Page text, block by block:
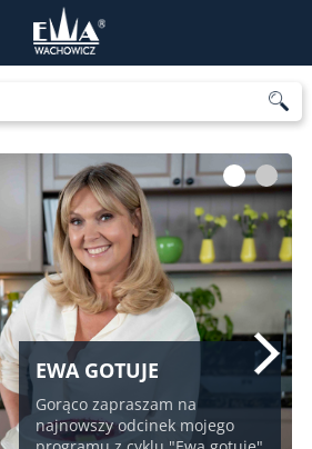
EWA GOTUJE
Gorąco zapraszam na
najnowszy odcinek mojego
1 2